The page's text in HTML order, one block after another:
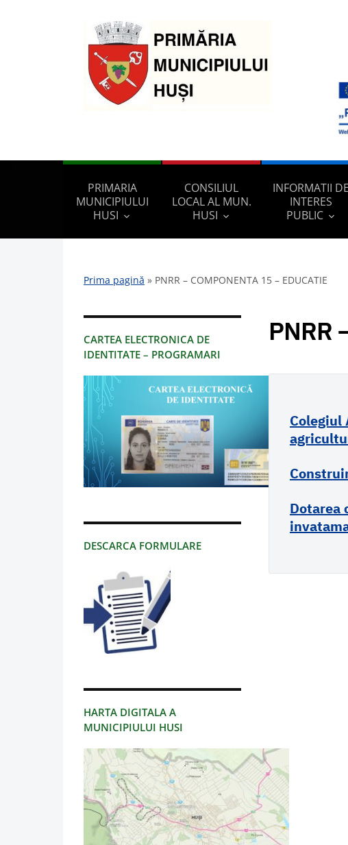
PRIMARIA
MUNICIPIULUI
HUSI
CONSILIUL
LOCAL AL MUN.
HUSI
INFORMATII DE
INTERES
PUBLIC
Prima pagină » PNRR – COMPONENTA 15 – EDUCATIE
CARTEA ELECTRONICA DE
IDENTITATE – PROGRAMARI
DESCARCA FORMULARE
HARTA DIGITALA A
MUNICIPIULUI HUSI
PNRR
Colegiul
Dotarea